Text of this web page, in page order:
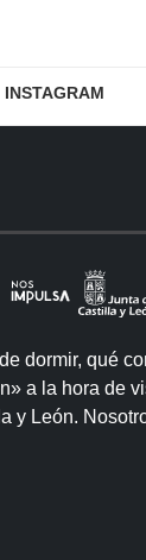
INSTAGRAM
dormir, qué
a la hora de
y León.